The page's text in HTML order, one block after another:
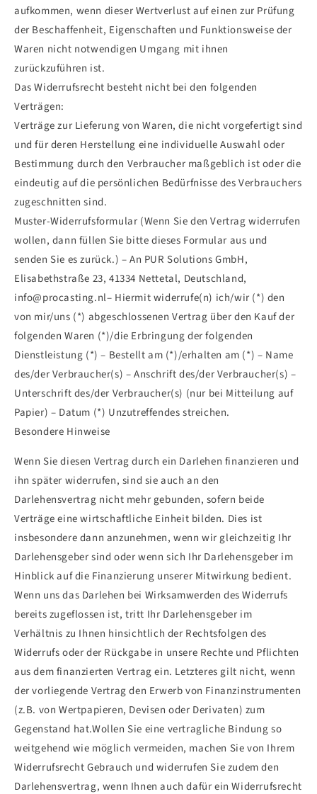
aufkommen, wenn dieser Wertverlust auf einen zur Prüfung
der Beschaffenheit, Eigenschaften und Funktionsweise der
Waren nicht notwendigen Umgang mit ihnen
zurückzuführen ist.
Das Widerrufsrecht besteht nicht bei den folgenden
Verträgen:
Verträge zur Lieferung von Waren, die nicht vorgefertigt sind
und für deren Herstellung eine individuelle Auswahl oder
Bestimmung durch den Verbraucher maßgeblich ist oder die
eindeutig auf die persönlichen Bedürfnisse des Verbrauchers
zugeschnitten sind.
Muster-Widerrufsformular (Wenn Sie den Vertrag widerrufen
wollen, dann füllen Sie bitte dieses Formular aus und
senden Sie es zurück.) – An PUR Solutions GmbH,
Elisabethstraße 23, 41334 Nettetal, Deutschland,
info@procasting.nl– Hiermit widerrufe(n) ich/wir (*) den
von mir/uns (*) abgeschlossenen Vertrag über den Kauf der
folgenden Waren (*)/die Erbringung der folgenden
Dienstleistung (*) – Bestellt am (*)/erhalten am (*) – Name
des/der Verbraucher(s) – Anschrift des/der Verbraucher(s) –
Unterschrift des/der Verbraucher(s) (nur bei Mitteilung auf
Papier) – Datum (*) Unzutreffendes streichen.
Besondere Hinweise
Wenn Sie diesen Vertrag durch ein Darlehen finanzieren und
ihn später widerrufen, sind sie auch an den
Darlehensvertrag nicht mehr gebunden, sofern beide
Verträge eine wirtschaftliche Einheit bilden. Dies ist
insbesondere dann anzunehmen, wenn wir gleichzeitig Ihr
Darlehensgeber sind oder wenn sich Ihr Darlehensgeber im
Hinblick auf die Finanzierung unserer Mitwirkung bedient.
Wenn uns das Darlehen bei Wirksamwerden des Widerrufs
bereits zugeflossen ist, tritt Ihr Darlehensgeber im
Verhältnis zu Ihnen hinsichtlich der Rechtsfolgen des
Widerrufs oder der Rückgabe in unsere Rechte und Pflichten
aus dem finanzierten Vertrag ein. Letzteres gilt nicht, wenn
der vorliegende Vertrag den Erwerb von Finanzinstrumenten
(z.B. von Wertpapieren, Devisen oder Derivaten) zum
Gegenstand hat.Wollen Sie eine vertragliche Bindung so
weitgehend wie möglich vermeiden, machen Sie von Ihrem
Widerrufsrecht Gebrauch und widerrufen Sie zudem den
Darlehensvertrag, wenn Ihnen auch dafür ein Widerrufsrecht